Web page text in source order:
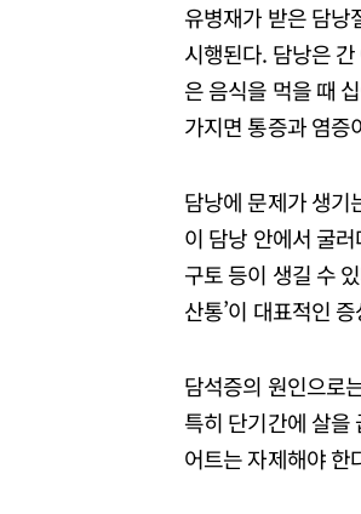
유병재가 받은 담낭
시행된다. 담낭은
은 음식을 먹을 때
가지면 통증과 염증
담낭에 문제가 생기
이 담낭 안에서 굴
구토 등이 생길 수
산통’이 대표적인
담석증의 원인으로
특히 단기간에 살을
어트는 자제해야 한